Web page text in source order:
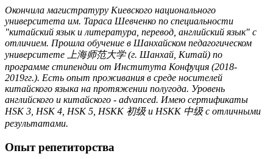
Окончила магистратуру Киевского национального
университета им. Тараса Шевченко по специальности
"китайский язык и литература, перевод, английский язык" с
отличием. Прошла обучение в Шанхайском педагогическом
университете 上海师范大学 (г. Шанхай, Китай) по
программе стипендии от Института Конфуция (2018-
2019гг.). Есть опыт проживания в среде носителей
китайского языка на протяжении полугода. Уровень
английского и китайского - advanced. Имею сертификаты
HSK 3, HSK 4, HSK 5, HSKK 初级 и HSKK 中级 с отличными
результатами.
Опыт репетиторства